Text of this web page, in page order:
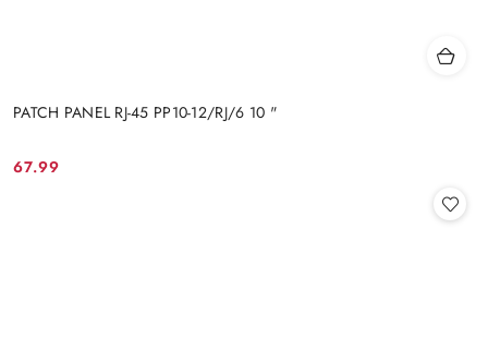
PATCH PANEL RJ-45 PP10-12/RJ/6 10 "
Cena:
67.99